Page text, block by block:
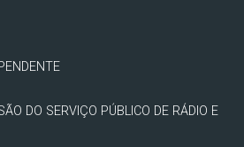
DO SERVIÇO PÚBLICO DE RÁDIO E